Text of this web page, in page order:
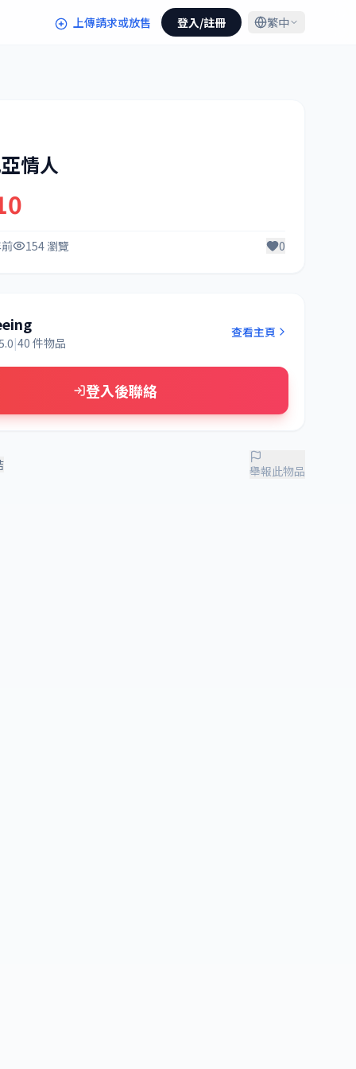
上傳請求或放售 登入/註冊 繁中
情人
154 瀏覽 0
|40 件物品
查看主頁
登入後聯絡
舉報此物品